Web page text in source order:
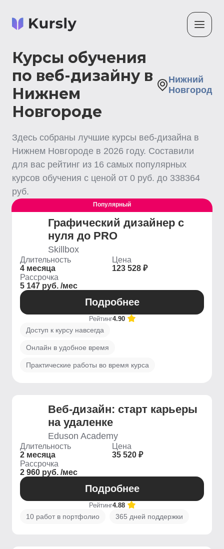
Курсы обучения
по веб-дизайну в
Нижнем
Новгороде
Нижний
Новгород
Здесь собраны лучшие курсы веб-дизайна в
Нижнем Новгороде в 2026 году. Составили
для вас рейтинг из 16 самых популярных
курсов обучения с ценой от 0 руб. до 338364
руб.
Популярный
Графический дизайнер с
нуля до PRO
Skillbox
Длительность
4 месяца
Цена
123 528 ₽
Рассрочка
5 147 руб. /мес
Подробнее
Рейтинг4.90
Доступ к курсу навсегда
Онлайн в удобное время
Практические работы во время курса
Веб-дизайн: старт карьеры
на удаленке
Eduson Academy
Длительность
2 месяца
Цена
35 520 ₽
Рассрочка
2 960 руб. /мес
Подробнее
Рейтинг4.88
10 работ в портфолио 365 дней поддержки